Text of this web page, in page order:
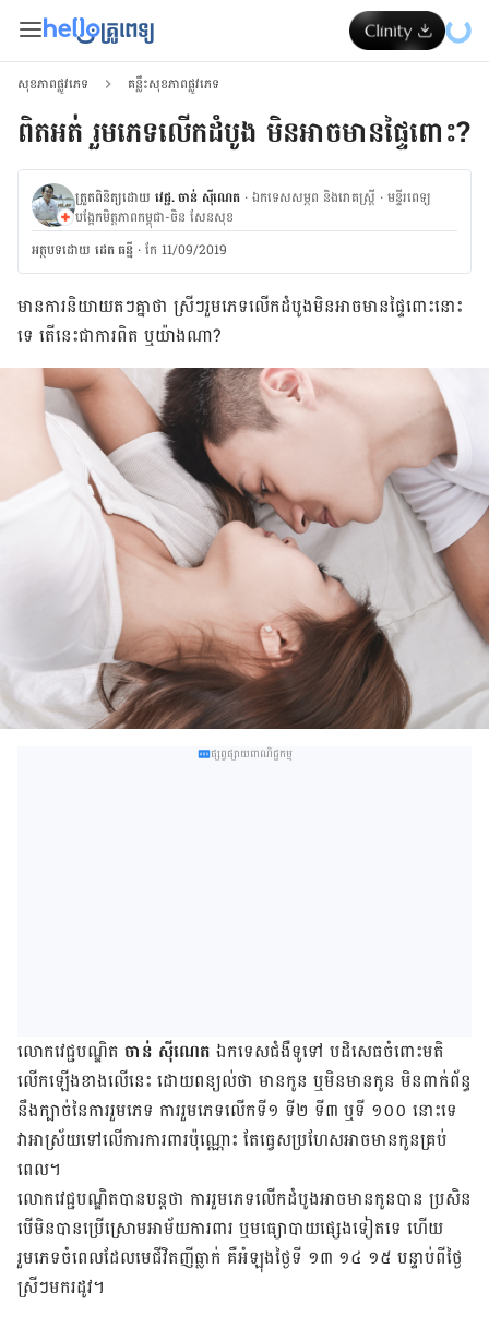
សុខភាពផ្លូវភេទ គន្លឹះសុខភាពផ្លូវភេទ
ពិតអត់ រួមភេទលើកដំបូង មិនអាចមានផ្ទៃពោះ?
ត្រួតពិនិត្យដោយ វេជ្ជ. ចាន់ ស៊ីណេត ·ឯកទេសសម្ភព និងរោគស្ត្រី ·ម​ន្ទីរពេទ្យ
បង្អែកមិត្តភាពកម្ពុជា-ចិន សែនសុខ
អត្ថបទ​ដោយ ដេត ធន្នី ·កែ 11/09/2019
មាន​ការ​និយាយ​​តៗ​គ្នា​ថា ស្រីៗ​រួមភេទ​លើក​ដំបូង​មិន​អាច​មាន​ផ្ទៃពោះ​នោះ​
ទេ តើ​នេះ​ជាការ​ពិត ឬ​យ៉ាង​ណា?
ផ្សព្វផ្សាយពាណិជ្ជកម្ម
លោក​វេជ្ជបណ្ឌិត ចាន់ ស៊ីណេត ឯកទេស​ជំងឺ​ទូទៅ​ បដិសេធ​ចំពោះ​មតិ​
លើក​ឡើង​ខាង​លើ​នេះ ដោយ​ពន្យល់​ថា មាន​កូន ឬ​មិន​មាន​កូន មិន​ពាក់​ព័ន្ធ​​
នឹង​​ក្បាច់​នៃ​ការ​រួមភេទ ការ​រួមភេទ​លើក​ទី១ ទី២ ទី៣ ឬ​ទី ១០០ នោះ​ទេ
វា​អាស្រ័យ​ទៅ​លើ​​ការ​ការពារ​ប៉ុណ្ណោះ តែ​ធ្វេស​ប្រហែស​អាច​មាន​កូន​គ្រប់​
ពេល។
លោក​វេជ្ជបណ្ឌិតបានបន្ត​ថា ការ​រួមភេទ​លើក​ដំបូង​អាច​មាន​កូន​បាន ប្រសិន​
បើ​មិន​បាន​ប្រើ​ស្រោម​អាម័យ​ការពារ ឬ​មធ្យោបាយ​ផ្សេង​​ទៀត​ទេ ហើយ​
រួមភេទ​ចំ​ពេល​ដែល​មេ​ជីវិត​ញី​ធ្លាក់ គឺ​​អំឡុង​ថ្ងៃទី ១៣ ១៤ ១៥ បន្ទាប់​ពី​ថ្ងៃ​
ស្រីៗ​មក​រដូវ។